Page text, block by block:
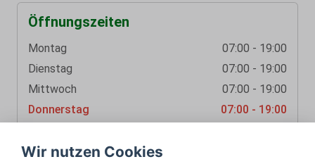
Öffnungszeiten
Montag
07:00 - 19:00
Dienstag
07:00 - 19:00
Mittwoch
07:00 - 19:00
Donnerstag
07:00 - 19:00
Wir nutzen Cookies